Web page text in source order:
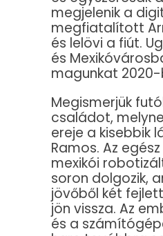
megjelenik a
megfiatalított
és lelövi a fiút.
és
magunkat
Megismerjük
családot,
ereje a kisebbik
Ramos. Az
mexikói
soron dolgozik,
jövőből két
jön vissza. Az
és a